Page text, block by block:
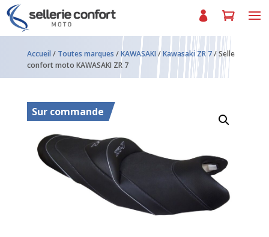
Accueil / Toutes marques /KAWASAKI /Kawasaki ZR 7/ Selle
confort moto KAWASAKI ZR 7
Sur commande